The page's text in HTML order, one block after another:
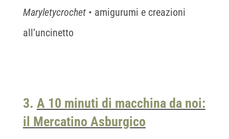
Maryletycrochet• amigurumi e creazioni
all’uncinetto
3. A 10 minuti di macchina da noi:
il Mercatino Asburgico